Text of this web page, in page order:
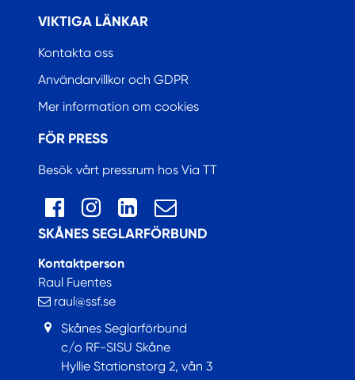
VIKTIGA LÄNKAR
Kontakta oss
Användarvillkor och GDPR
Mer information om cookies
FÖR PRESS
Besök vårt pressrum hos Via TT
SKÅNES SEGLARFÖRBUND
Kontaktperson
Raul Fuentes
raul@ssf.se
Skånes Seglarförbund
c/o RF-SISU Skåne
Hyllie Stationstorg 2, vån 3